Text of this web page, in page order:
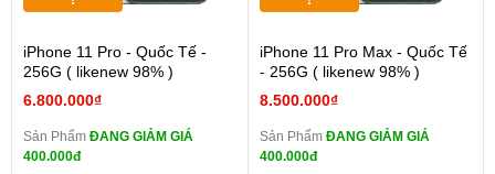
iPhone 11 Pro - Quốc Tế -
256G ( likenew 98% )
6.800.000₫
Sản Phẩm ĐANG GIẢM GIÁ
400.000đ
iPhone 11 Pro Max - Quốc Tế
- 256G ( likenew 98% )
8.500.000₫
Sản Phẩm ĐANG GIẢM GIÁ
400.000đ